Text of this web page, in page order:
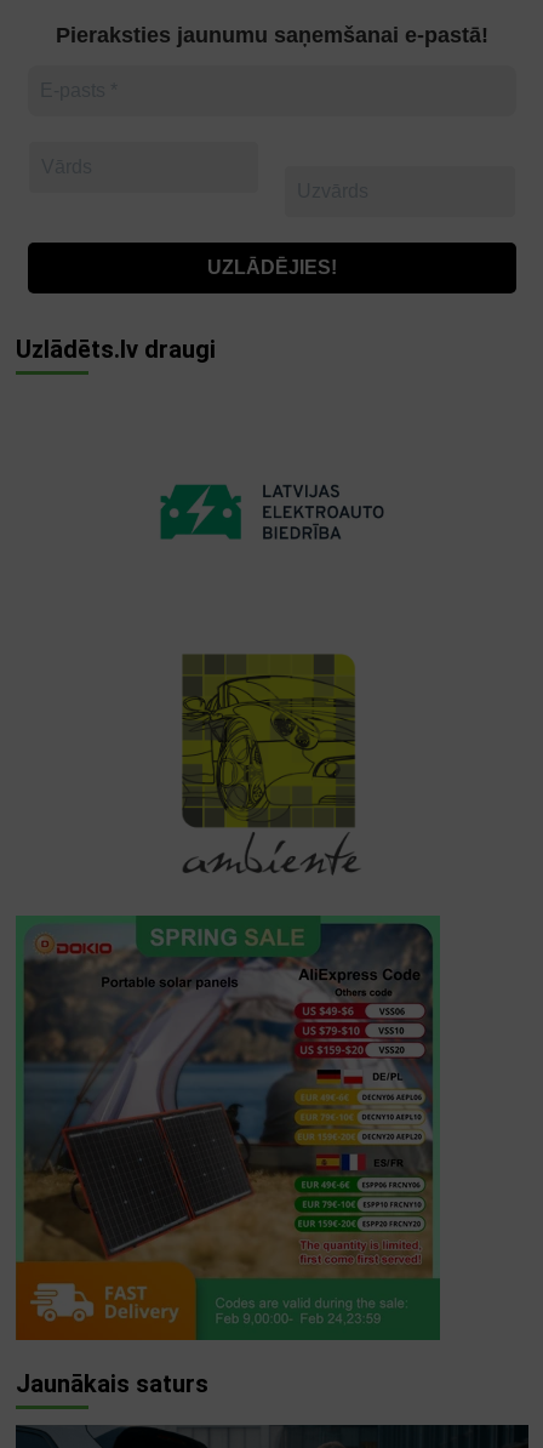
Pieraksties jaunumu saņemšanai e-pastā!
Uzlādēts.lv draugi
Jaunākais saturs